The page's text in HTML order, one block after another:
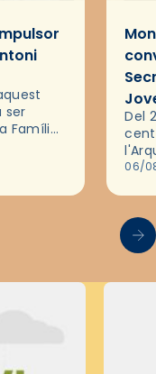
ser
Família
Del
les
06/